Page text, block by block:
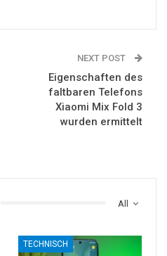
NEXT POST
Eigenschaften des
faltbaren Telefons
Xiaomi Mix Fold 3
wurden ermittelt
All
TECHNISCH